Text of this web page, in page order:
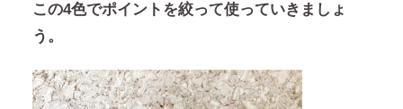
この4色でポイントを絞って使っていきましょ
う。